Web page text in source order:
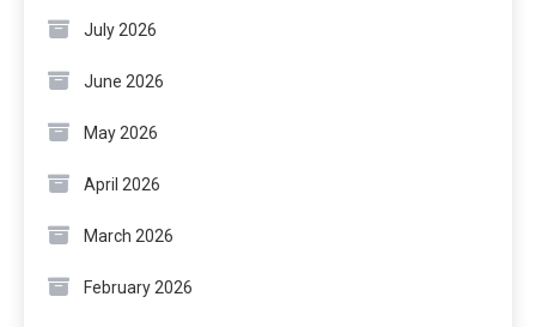
July 2026
June 2026
May 2026
April 2026
March 2026
February 2026